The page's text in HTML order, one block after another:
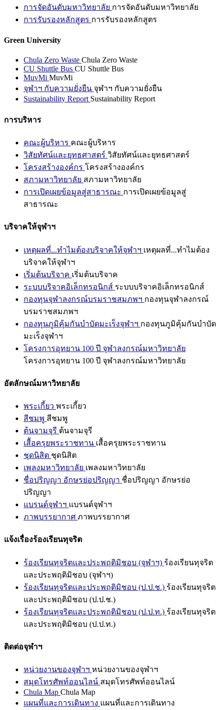
การจัดอันดับมหาวิทยาลัย การจัดอันดับมหาวิทยาลัย
การรับรองหลักสูตร การรับรองหลักสูตร
Green University
Chula Zero Waste Chula Zero Waste
CU Shuttle Bus CU Shuttle Bus
MuvMi MuvMi
จุฬาฯ กับความยั่งยืน จุฬาฯ กับความยั่งยืน
Sustainability Report Sustainability Report
การบริหาร
คณะผู้บริหาร คณะผู้บริหาร
วิสัยทัศน์และยุทธศาสตร์ วิสัยทัศน์และยุทธศาสตร์
โครงสร้างองค์กร โครงสร้างองค์กร
สภามหาวิทยาลัย สภามหาวิทยาลัย
การเปิดเผยข้อมูลสู่สาธารณะ การเปิดเผยข้อมูลสู่
สาธารณะ
บริจาคให้จุฬาฯ
เหตุผลที่...ทำไมต้องบริจาคให้จุฬาฯ เหตุผลที่...ทำไมต้อง
บริจาคให้จุฬาฯ
เริ่มต้นบริจาค เริ่มต้นบริจาค
ระบบบริจาคอิเล็กทรอนิกส์ ระบบบริจาคอิเล็กทรอนิกส์
กองทุนจุฬาลงกรณ์บรมราชสมภพฯ กองทุนจุฬาลงกรณ์
บรมราชสมภพฯ
กองทุนภูมิคุ้มกันบำบัดมะเร็งจุฬาฯ กองทุนภูมิคุ้มกันบำบัด
มะเร็งจุฬาฯ
โครงการอุทยาน 100 ปี จุฬาลงกรณ์มหาวิทยาลัย
โครงการอุทยาน 100 ปี จุฬาลงกรณ์มหาวิทยาลัย
อัตลักษณ์มหาวิทยาลัย
พระเกี้ยว พระเกี้ยว
สีชมพู สีชมพู
ต้นจามจุรี ต้นจามจุรี
เสื้อครุยพระราชทาน เสื้อครุยพระราชทาน
ชุดนิสิต ชุดนิสิต
เพลงมหาวิทยาลัย เพลงมหาวิทยาลัย
ชื่อปริญญา อักษรย่อปริญญา ชื่อปริญญา อักษรย่อ
ปริญญา
แบรนด์จุฬาฯ แบรนด์จุฬาฯ
ภาพบรรยากาศ ภาพบรรยากาศ
แจ้งเรื่องร้องเรียนทุจริต
ร้องเรียนทุจริตและประพฤติมิชอบ (จุฬาฯ) ร้องเรียนทุจริต
และประพฤติมิชอบ (จุฬาฯ)
ร้องเรียนทุจริตและประพฤติมิชอบ (ป.ป.ช.) ร้องเรียนทุจริต
และประพฤติมิชอบ (ป.ป.ช.)
ร้องเรียนทุจริตและประพฤติมิชอบ (ป.ป.ท.) ร้องเรียนทุจริต
และประพฤติมิชอบ (ป.ป.ท.)
ติดต่อจุฬาฯ
หน่วยงานของจุฬาฯ หน่วยงานของจุฬาฯ
สมุดโทรศัพท์ออนไลน์ สมุดโทรศัพท์ออนไลน์
Chula Map Chula Map
แผนที่และการเดินทาง แผนที่และการเดินทาง